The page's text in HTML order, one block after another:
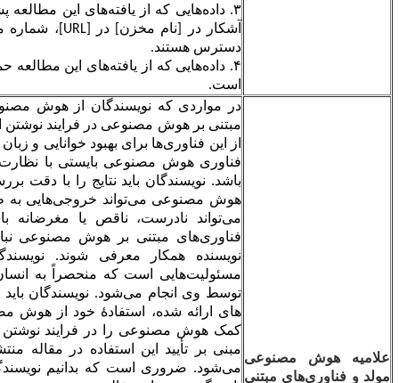
۳. داده‌هایی که از یافته‌های این مطالعه پشتیبانی می‌کنند، به طور
آشکار در [نام مخزن] در [URL
]، شماره مرجع [شماره مرجع] در
۴. داده‌هایی که از یافته‌های این مطالعه حمایت می‌کند در دسترس
در مواردی که نویسندگان از هوش مصنوعی مولد و فناوری‌های
مبتنی بر هوش مصنوعی در فرایند نوشتن استفاده می‌کنند، تنها باید
از این فناوری‌ها برای بهبود خوانایی و زبان استفاده کنند. استفاده از
فناوری هوش مصنوعی بایستی با نظارت و کنترل انسانی همراه
باشد. نویسندگان باید نتایج را با دقت بررسی و ویرایش کنند، زیرا
هوش مصنوعی می‌تواند خروجی‌هایی به ظاهر معتبر تولید کند که
می‌تواند نادرست، ناقص یا مغرضانه باشد. هوش مصنوعی و
فناوری‌های مبتنی بر هوش مصنوعی نباید به عنوان نویسنده یا
نویسنده همکار معرفی شوند. نویسندگی مستلزم وظایف و
مسئولیت‌هایی است که منحصراً به انسان نسبت داده می‌شود و
توسط وی انجام می‌شود. نویسندگان باید با پیروی از دستورالعمل
های ارائه شده، استفادۀ خود از هوش مصنوعی و فناوری‌های به
کمک هوش مصنوعی را در فرایند نوشتن اثر افشاء کنند. بیانیه‌ای
مبنی بر تأیید این استفاده در مقاله منتشر شده در مجله ظاهر
می‌شود. ضروری است که بدانیم نویسندگان در نهایت مسئول و